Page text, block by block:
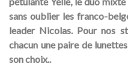
sans oublier les franco-
leader Nicolas. Pour nos
chacun une paire de
son choix..